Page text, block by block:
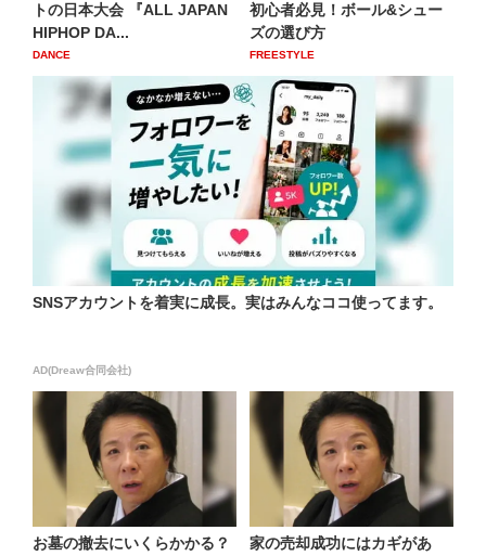
トの日本大会 『ALL JAPAN
HIPHOP DA...
DANCE
初心者必見！ボール&シュー
ズの選び方
FREESTYLE
SNSアカウントを着実に成長。実はみんなココ使ってます。
AD(Dreaw合同会社)
お墓の撤去にいくらかかる？
家の売却成功にはカギがあ